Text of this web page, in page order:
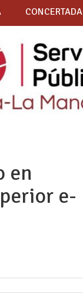
CONCERTADA
en
e-